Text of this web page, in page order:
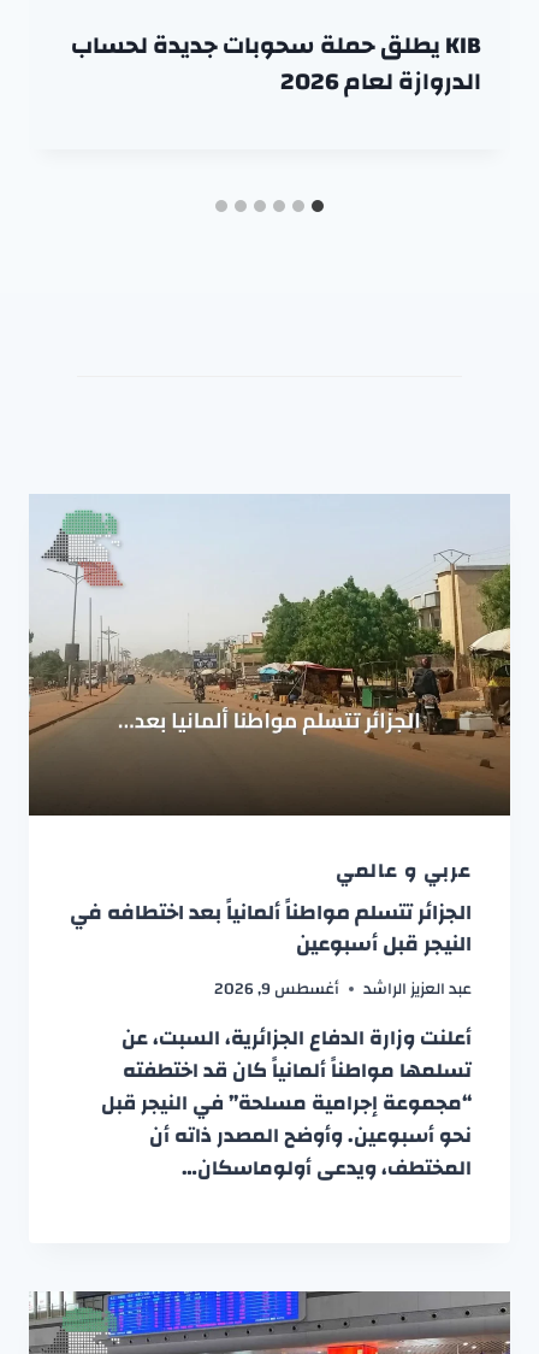
KIB يطلق حملة سحوبات جديدة لحساب
الدروازة لعام 2026
عربي و عالمي
الجزائر تتسلم مواطناً ألمانياً بعد اختطافه في
النيجر قبل أسبوعين
عبد العزيز الراشد أغسطس 9, 2026
أعلنت وزارة الدفاع الجزائرية، السبت، عن
تسلمها مواطناً ألمانياً كان قد اختطفته
“مجموعة إجرامية مسلحة” في النيجر قبل
نحو أسبوعين. وأوضح المصدر ذاته أن
المختطف، ويدعى أولوماسكان…